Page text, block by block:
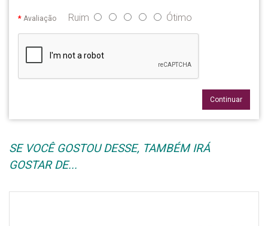
Avaliação Ruim Ótimo
Continuar
SE VOCÊ GOSTOU DESSE, TAMBÉM IRÁ
GOSTAR DE...